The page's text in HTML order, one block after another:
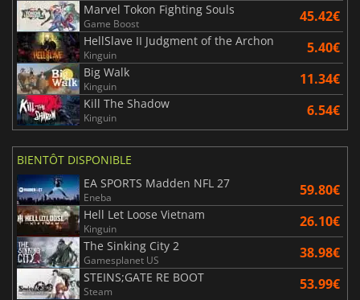
Marvel Tokon Fighting Souls
Game Boost 45.42€
HellSlave II Judgment of the Archon
Kinguin 5.40€
Big Walk
Kinguin 11.34€
Kill The Shadow
Kinguin 6.54€
BIENTÔT DISPONIBLE
EA SPORTS Madden NFL 27
Eneba 59.80€
Hell Let Loose Vietnam
Kinguin 26.10€
The Sinking City 2
Gamesplanet US 38.98€
STEINS;GATE RE BOOT
Steam 53.99€